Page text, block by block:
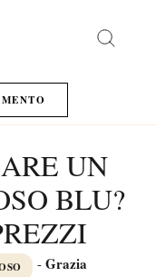
UN
BLU?
- Grazia